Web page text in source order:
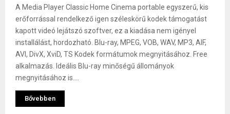
A Media Player Classic Home Cinema portable egyszerű, kis
erőforrással rendelkező igen széleskörű kodek támogatást
kapott videó lejátszó szoftver, ez a kiadása nem igényel
installálást, hordozható. Blu-ray, MPEG, VOB, WAV, MP3, AIF,
AVI, DivX, XviD, TS Kodek formátumok megnyitásához. Free
alkalmazás. Ideális Blu-ray minőségű állományok
megnyitásához is....
Bővebben